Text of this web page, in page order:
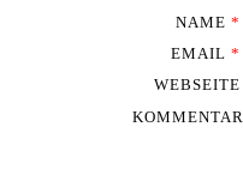
NAME *
EMAIL *
WEBSEITE
KOMMENTAR